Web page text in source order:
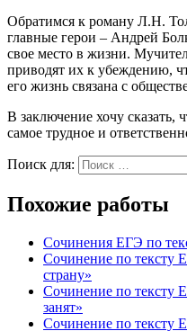
Обратимся к роману Л.Н.
главные герои – Андрей
свое место в жизни.
приводят их к убеждению,
его жизнь связана с
В заключение хочу сказать,
самое трудное и
Поиск для:
Похожие работы
Сочинения ЕГЭ по
Сочинение по тексту
страну»
Сочинение по тексту
занят»
Сочинение по тексту